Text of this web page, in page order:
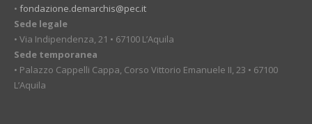
• fondazione.demarchis@pec.it
Sede legale
• Via Indipendenza, 21 • 67100 L’Aquila
Sede temporanea
• Palazzo Cappelli Cappa, Corso Vittorio Emanuele II, 23 • 67100
L’Aquila